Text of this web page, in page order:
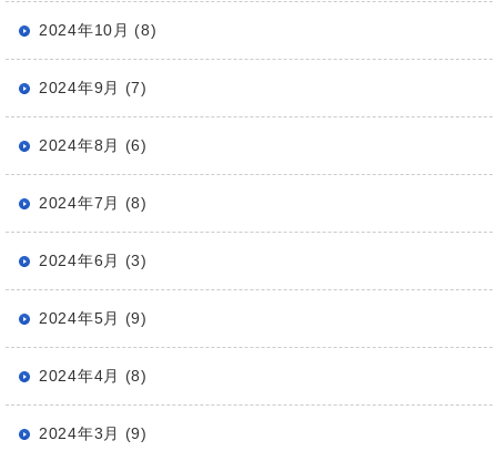
2024年10月 (8)
2024年9月 (7)
2024年8月 (6)
2024年7月 (8)
2024年6月 (3)
2024年5月 (9)
2024年4月 (8)
2024年3月 (9)